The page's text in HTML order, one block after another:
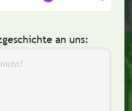
an uns: